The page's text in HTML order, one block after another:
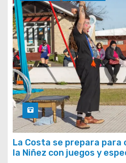
La Costa se prepara para
la Niñez con juegos y